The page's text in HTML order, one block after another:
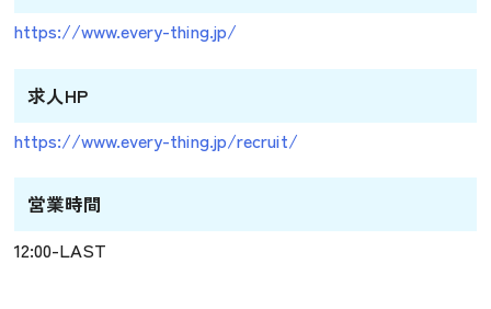
https://www.every-thing.jp/
求人HP
https://www.every-thing.jp/recruit/
営業時間
12:00-LAST